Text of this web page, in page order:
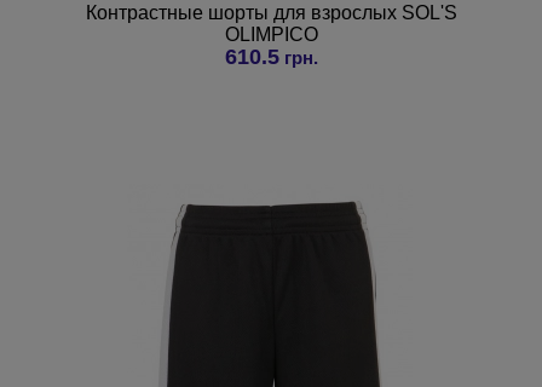
Контрастные шорты для взрослых SOL'S
OLIMPICO
610.5грн.